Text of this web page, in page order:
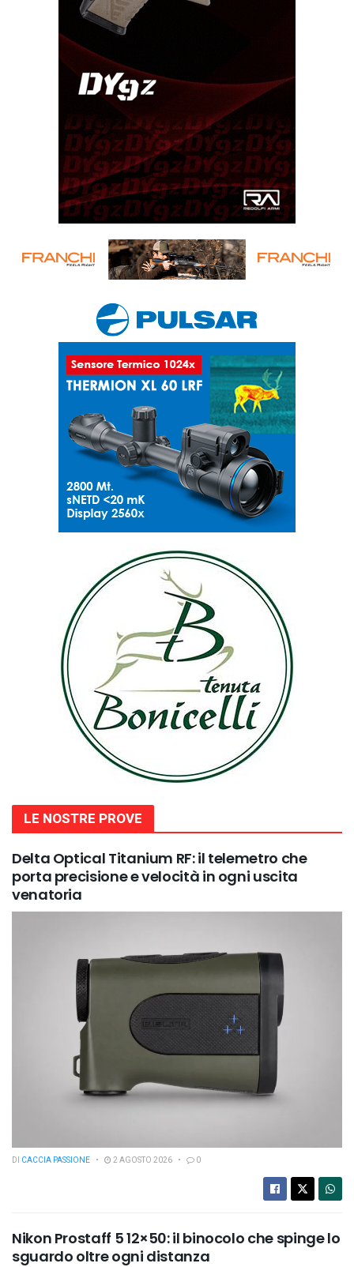
LE NOSTRE PROVE
Delta Optical Titanium RF: il telemetro che
porta precisione e velocità in ogni uscita
venatoria
DI CACCIA PASSIONE 2 AGOSTO 2026 0
Nikon Prostaff 5 12×50: il binocolo che spinge lo
sguardo oltre ogni distanza